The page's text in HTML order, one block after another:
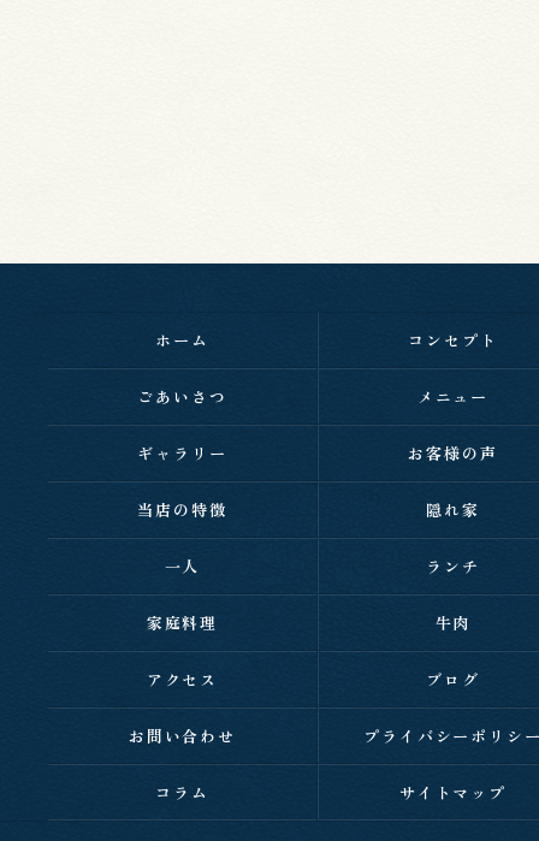
ホーム コンセプト
ごあいさつ メニュー
ギャラリー お客様の声
当店の特徴 隠れ家
一人 ランチ
家庭料理 牛肉
アクセス ブログ
お問い合わせ プライバシーポリシ
コラム サイトマップ